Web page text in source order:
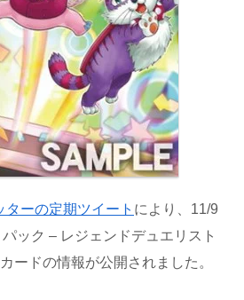
ーの定期ツイート により、11/9
ック – レジェンドデュエリスト
ードの情報が公開されました。